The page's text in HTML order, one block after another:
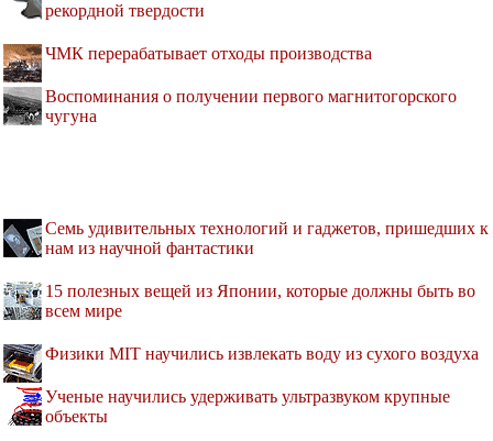
рекордной твердости
ЧМК перерабатывает отходы производства
Воспоминания о получении первого магнитогорского
чугуна
Семь удивительных технологий и гаджетов, пришедших к
нам из научной фантастики
15 полезных вещей из Японии, которые должны быть во
всем мире
Физики MIT научились извлекать воду из сухого воздуха
Ученые научились удерживать ультразвуком крупные
объекты